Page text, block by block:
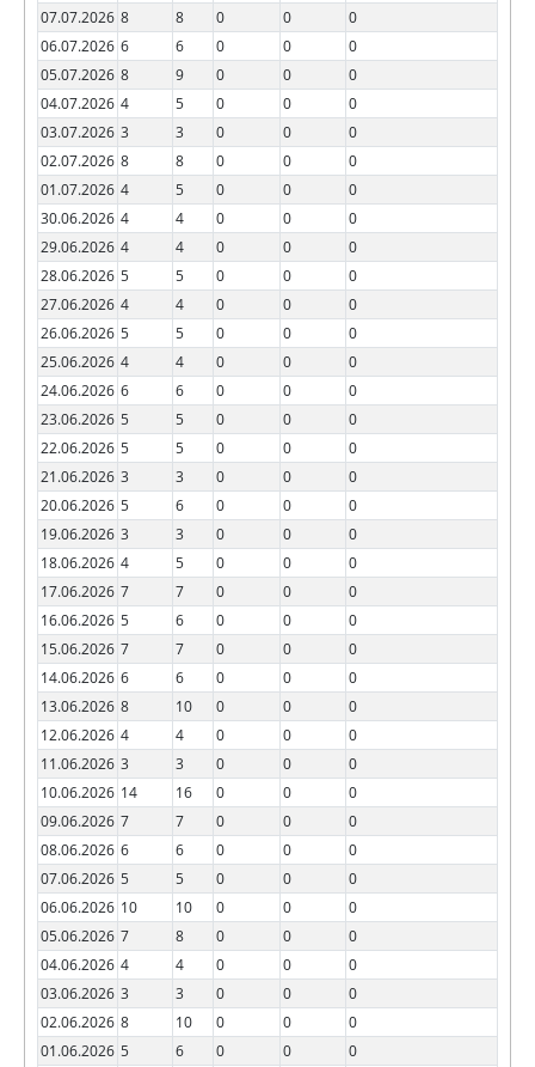
07.07.2026 8 8 0 0
0
06.07.2026 6 6 0 0
0
05.07.2026 8 9 0 0
0
04.07.2026 4 5 0 0
0
03.07.2026 3 3 0 0
0
02.07.2026 8 8 0 0
0
01.07.2026 4 5 0 0
0
30.06.2026 4 4 0 0
0
29.06.2026 4 4 0 0
0
28.06.2026 5 5 0 0
0
27.06.2026 4 4 0 0
0
26.06.2026 5 5 0 0
0
25.06.2026 4 4 0 0
0
24.06.2026 6 6 0 0
0
23.06.2026 5 5 0 0
0
22.06.2026 5 5 0 0
0
21.06.2026 3 3 0 0
0
20.06.2026 5 6 0 0
0
19.06.2026 3 3 0 0
0
18.06.2026 4 5 0 0
0
17.06.2026 7 7 0 0
0
16.06.2026 5 6 0 0
0
15.06.2026 7 7 0 0
0
14.06.2026 6 6 0 0
0
13.06.2026 8 10 0 0
0
12.06.2026 4 4 0 0
0
11.06.2026 3 3 0 0
0
10.06.2026 14 16 0 0
0
09.06.2026 7 7 0 0
0
08.06.2026 6 6 0 0
0
07.06.2026 5 5 0 0
0
06.06.2026 10 10 0 0
0
05.06.2026 7 8 0 0
0
04.06.2026 4 4 0 0
0
03.06.2026 3 3 0 0
0
02.06.2026 8 10 0 0
0
01.06.2026 5 6 0 0 0